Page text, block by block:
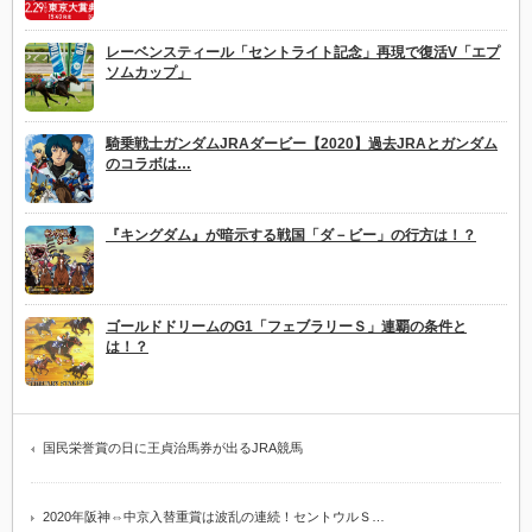
レーベンスティール「セントライト記念」再現で復活V「エプ
ソムカップ」
騎乗戦士ガンダムJRAダービー【2020】過去JRAとガンダム
のコラボは…
『キングダム』が暗示する戦国「ダ－ビー」の行方は！？
ゴールドドリームのG1「フェブラリーＳ」連覇の条件と
は！？
国民栄誉賞の日に王貞治馬券が出るJRA競馬
2020年阪神⇔中京入替重賞は波乱の連続！セントウルＳ…